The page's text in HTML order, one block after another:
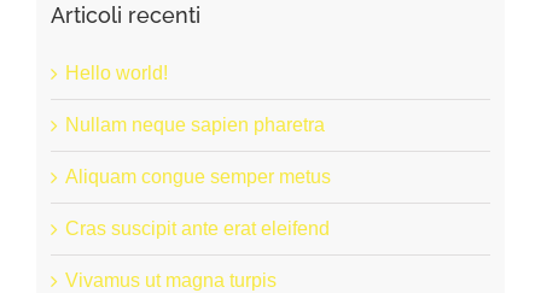
Articoli recenti
Hello world!
Nullam neque sapien pharetra
Aliquam congue semper metus
Cras suscipit ante erat eleifend
Vivamus ut magna turpis